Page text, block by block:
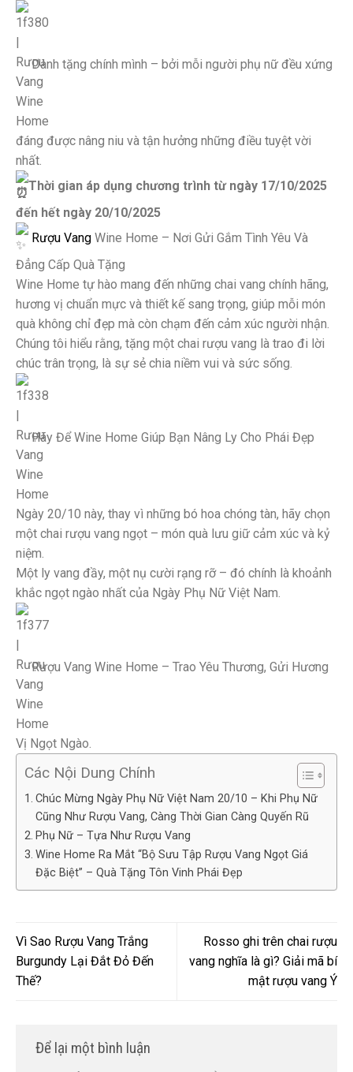
Dành tặng chính mình – bởi mỗi người phụ nữ đều xứng
đáng được nâng niu và tận hưởng những điều tuyệt vời
nhất.
Thời gian áp dụng chương trình từ ngày 17/10/2025
đến hết ngày 20/10/2025
Rượu Vang Wine Home – Nơi Gửi Gắm Tình Yêu Và
Đẳng Cấp Quà Tặng
Wine Home tự hào mang đến những chai vang chính hãng,
hương vị chuẩn mực và thiết kế sang trọng, giúp mỗi món
quà không chỉ đẹp mà còn chạm đến cảm xúc người nhận.
Chúng tôi hiểu rằng, tặng một chai rượu vang là trao đi lời
chúc trân trọng, là sự sẻ chia niềm vui và sức sống.
Hãy Để Wine Home Giúp Bạn Nâng Ly Cho Phái Đẹp
Ngày 20/10 này, thay vì những bó hoa chóng tàn, hãy chọn
một chai rượu vang ngọt – món quà lưu giữ cảm xúc và kỷ
niệm.
Một ly vang đầy, một nụ cười rạng rỡ – đó chính là khoảnh
khắc ngọt ngào nhất của Ngày Phụ Nữ Việt Nam.
Rượu Vang Wine Home – Trao Yêu Thương, Gửi Hương
Vị Ngọt Ngào.
Các Nội Dung Chính
Chúc Mừng Ngày Phụ Nữ Việt Nam 20/10 – Khi Phụ Nữ
Cũng Như Rượu Vang, Càng Thời Gian Càng Quyến Rũ
Phụ Nữ – Tựa Như Rượu Vang
Wine Home Ra Mắt “Bộ Sưu Tập Rượu Vang Ngọt Giá
Đặc Biệt” – Quà Tặng Tôn Vinh Phái Đẹp
Vì Sao Rượu Vang Trắng
Burgundy Lại Đắt Đỏ Đến
Thế?
Rosso ghi trên chai rượu
vang nghĩa là gì? Giải mã bí
mật rượu vang Ý
Để lại một bình luận